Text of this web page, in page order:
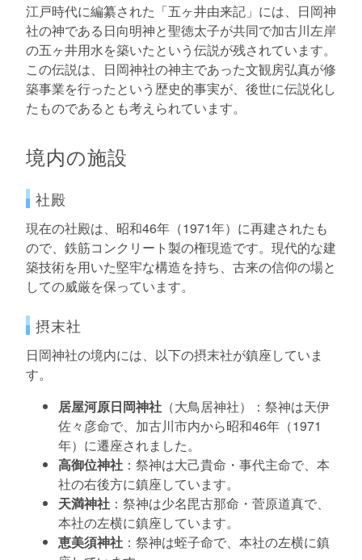
江戸時代に編纂された「五ヶ井由来記」には、日岡神
社の神である日向明神と聖徳太子が共同で加古川左岸
の五ヶ井用水を築いたという伝説が残されています。
この伝説は、日岡神社の神主であった文観房弘真が修
築事業を行ったという歴史的事実が、後世に伝説化し
たものであるとも考えられています。
境内の施設
社殿
現在の社殿は、昭和46年（1971年）に再建されたも
ので、鉄筋コンクリート製の権現造です。現代的な建
築技術を用いた堅牢な構造を持ち、古来の信仰の場と
しての威厳を保っています。
摂末社
日岡神社の境内には、以下の摂末社が鎮座していま
す。
居屋河原日岡神社 （大鳥居神社）：祭神は天伊
佐々彦命で、加古川市内から昭和46年（1971
年）に遷座されました。
高御位神社 ：祭神は大己貴命・事代主命で、本
社の右後方に鎮座しています。
天満神社 ：祭神は少名毘古那命・菅原道真で、
本社の左横に鎮座しています。
恵美須神社 ：祭神は蛭子命で、本社の左横に鎮